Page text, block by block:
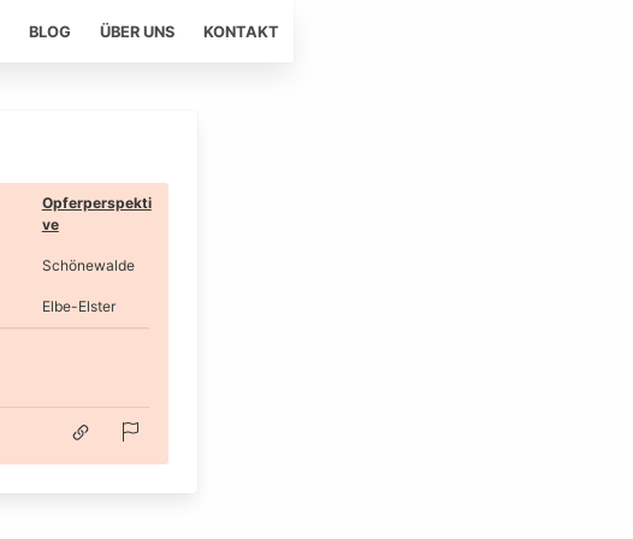
BLOG ÜBER UNS KONTAKT
Opferperspekti
ve
Schönewalde
Elbe-Elster